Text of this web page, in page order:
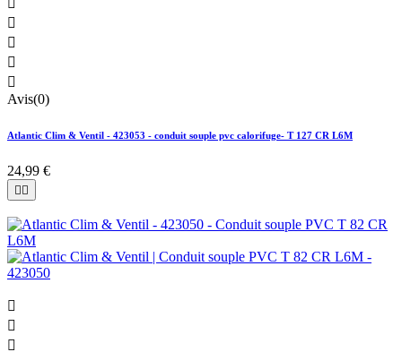




Avis(0)
Atlantic Clim & Ventil - 423053 - conduit souple pvc calorifuge- T 127 CR L6M
24,99 €
 


